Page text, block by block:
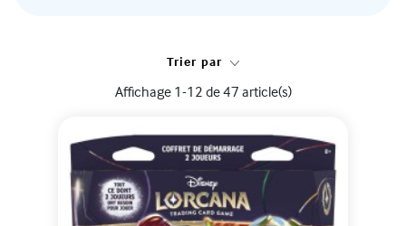
Trier par
Affichage 1-12 de 47 article(s)